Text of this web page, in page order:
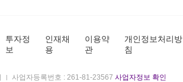
투자정
보
인재채
용
이용약
관
개인정보처리방
침
사업자등록번호 : 261-81-23567 사업자정보 확인